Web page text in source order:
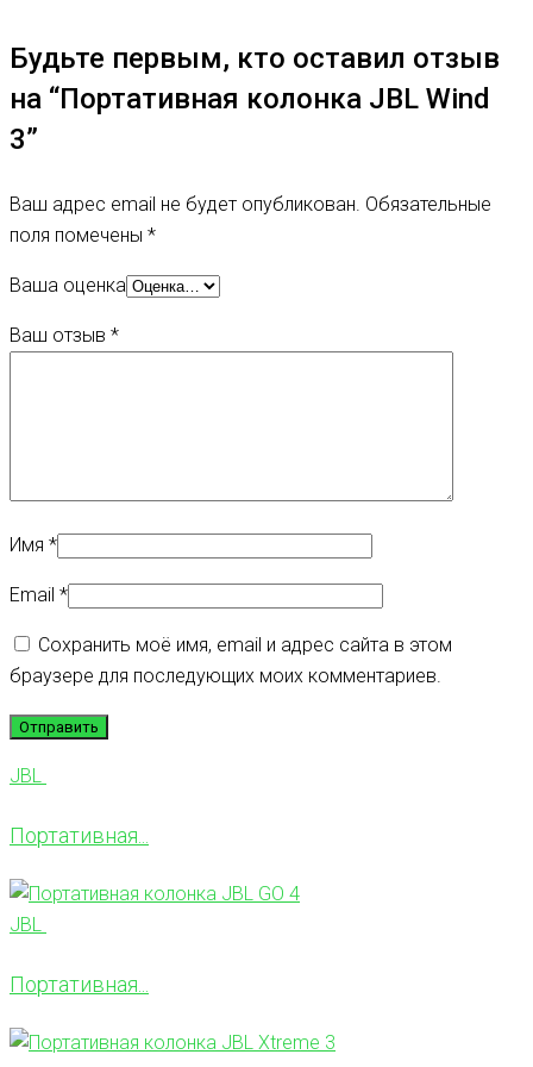
Будьте первым, кто оставил отзыв
на “Портативная колонка JBL Wind
3”
Ваш адрес email не будет опубликован. Обязательные
поля помечены *
Ваша оценка
Ваш отзыв *
Имя *
Email *
Сохранить моё имя, email и адрес сайта в этом
браузере для последующих моих комментариев.
JBL
Портативная...
JBL
Портативная...